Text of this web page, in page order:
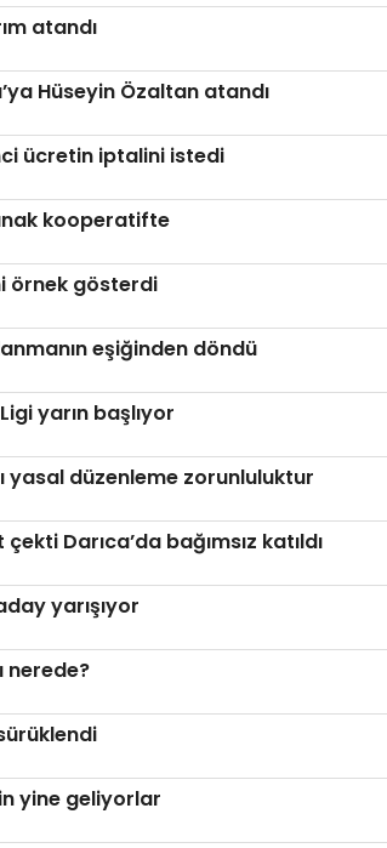
atandı
Hüseyin Özaltan atandı
ücretin iptalini istedi
kooperatifte
örnek gösterdi
eşiğinden döndü
yarın başlıyor
yasal düzenleme zorunluluktur
Darıca’da bağımsız katıldı
yarışıyor
nerede?
yine geliyorlar